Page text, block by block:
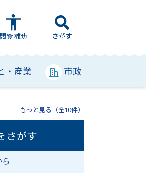
閲覧補助 さがす
・産業 市政
もっと見る（全10件）
さがす
ら